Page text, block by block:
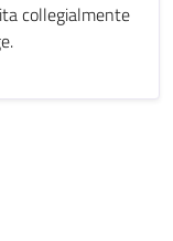
collegialmente